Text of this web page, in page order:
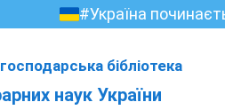
#Україна
бібліотека
наук України